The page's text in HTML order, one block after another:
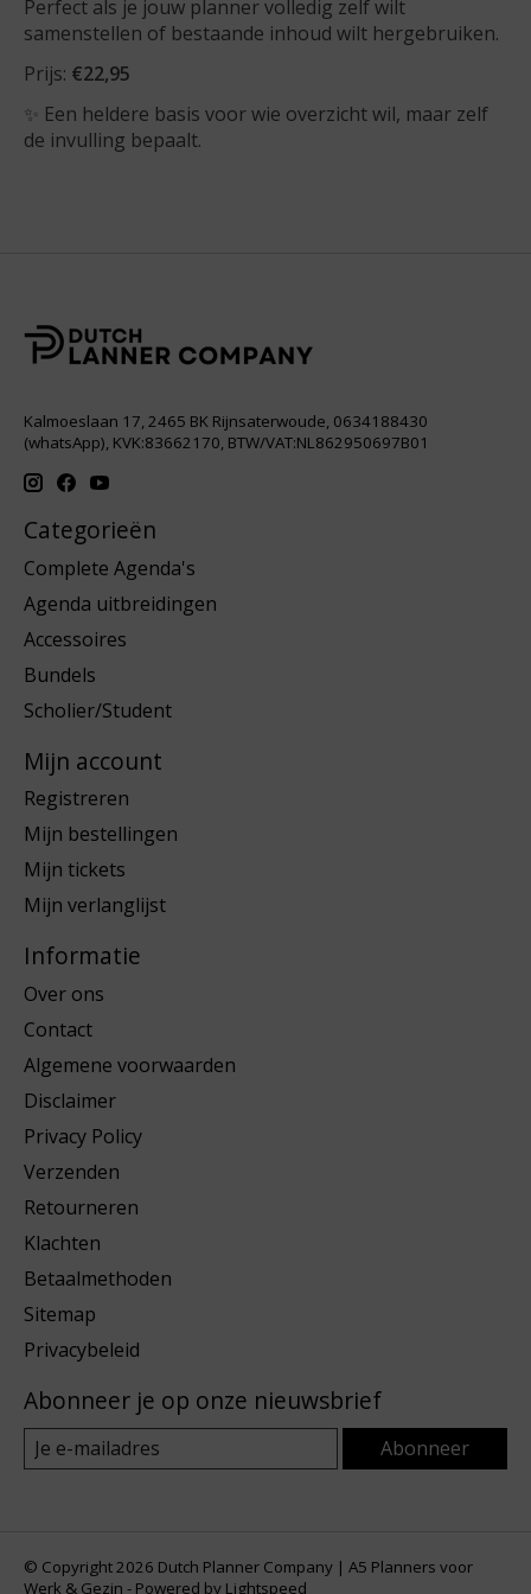
Perfect als je jouw planner volledig zelf wilt
samenstellen of bestaande inhoud wilt hergebruiken.
Prijs: €22,95
✨ Een heldere basis voor wie overzicht wil, maar zelf
de invulling bepaalt.
Kalmoeslaan 17, 2465 BK Rijnsaterwoude, 0634188430
(whatsApp), KVK:83662170, BTW/VAT:NL862950697B01
Categorieën
Complete Agenda's
Agenda uitbreidingen
Accessoires
Bundels
Scholier/Student
Mijn account
Registreren
Mijn bestellingen
Mijn tickets
Mijn verlanglijst
Informatie
Over ons
Contact
Algemene voorwaarden
Disclaimer
Privacy Policy
Verzenden
Retourneren
Klachten
Betaalmethoden
Sitemap
Privacybeleid
Abonneer je op onze nieuwsbrief
Abonneer
© Copyright 2026 Dutch Planner Company | A5 Planners voor
Werk & Gezin - Powered by Lightspeed